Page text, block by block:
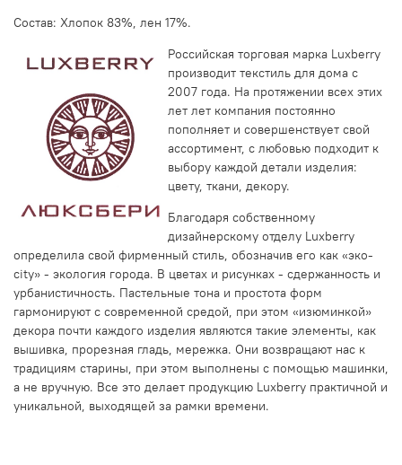
Состав: Хлопок 83%, лен 17%.
Российская торговая марка Luxberry
производит текстиль для дома с
2007 года. На протяжении всех этих
лет лет компания постоянно
пополняет и совершенствует свой
ассортимент, с любовью подходит к
выбору каждой детали изделия:
цвету, ткани, декору.
Благодаря собственному
дизайнерскому отделу Luxberry
определила свой фирменный стиль, обозначив его как «эко-
city» - экология города. В цветах и рисунках - сдержанность и
урбанистичность. Пастельные тона и простота форм
гармонируют с современной средой, при этом «изюминкой»
декора почти каждого изделия являются такие элементы, как
вышивка, прорезная гладь, мережка. Они возвращают нас к
традициям старины, при этом выполнены с помощью машинки,
а не вручную. Все это делает продукцию Luxberry практичной и
уникальной, выходящей за рамки времени.